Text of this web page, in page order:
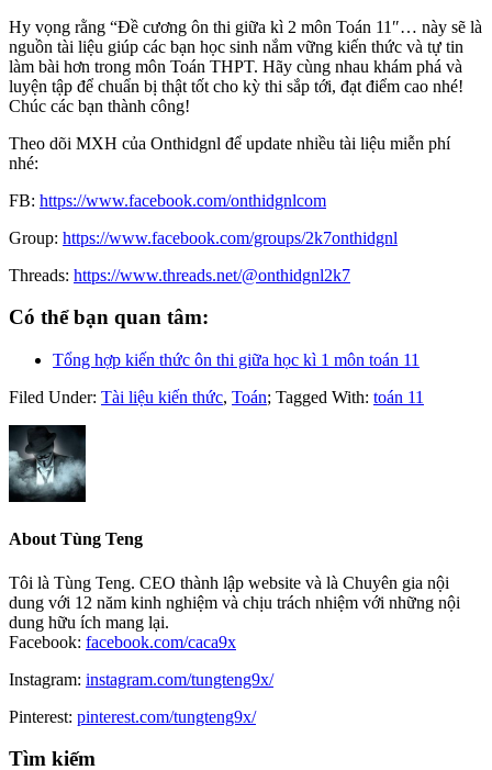
Hy vọng rằng “Đề cương ôn thi giữa kì 2 môn Toán 11″… này sẽ là
nguồn tài liệu giúp các bạn học sinh nắm vững kiến thức và tự tin
làm bài hơn trong môn Toán THPT. Hãy cùng nhau khám phá và
luyện tập để chuẩn bị thật tốt cho kỳ thi sắp tới, đạt điểm cao nhé!
Chúc các bạn thành công!
Theo dõi MXH của Onthidgnl để update nhiều tài liệu miễn phí
nhé:
FB: https://www.facebook.com/onthidgnlcom
Group: https://www.facebook.com/groups/2k7onthidgnl
Threads: https://www.threads.net/@onthidgnl2k7
Có thể bạn quan tâm:
Tổng hợp kiến thức ôn thi giữa học kì 1 môn toán 11
Filed Under: Tài liệu kiến thức, Toán; Tagged With: toán 11
AboutTùng Teng
Tôi là Tùng Teng. CEO thành lập website và là Chuyên gia nội
dung với 12 năm kinh nghiệm và chịu trách nhiệm với những nội
dung hữu ích mang lại.
Facebook: facebook.com/caca9x
Instagram: instagram.com/tungteng9x/
Pinterest: pinterest.com/tungteng9x/
Primary
Tìm kiếm